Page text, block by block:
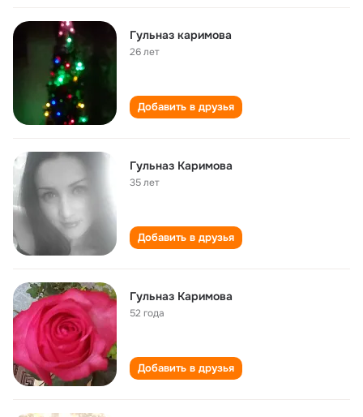
Гульназ каримова
26 лет
Добавить в друзья
Гульназ Каримова
35 лет
Добавить в друзья
Гульназ Каримова
52 года
Добавить в друзья